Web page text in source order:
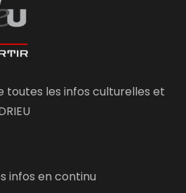
toutes les infos culturelles et
infos en continu